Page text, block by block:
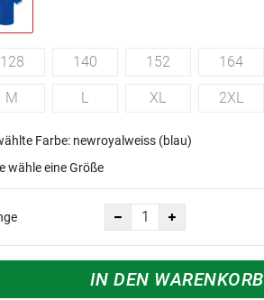
128 140 152 164
M L XL 2XL
Farbe: newroyalweiss (blau)
wähle eine Größe
IN DEN WARENKORB